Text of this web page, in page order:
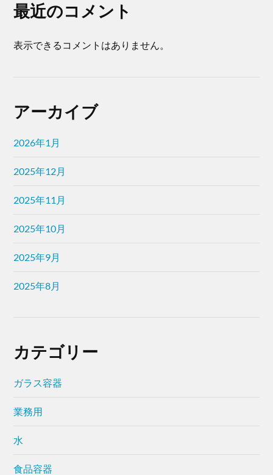
最近のコメント
表示できるコメントはありません。
アーカイブ
2026年1月
2025年12月
2025年11月
2025年10月
2025年9月
2025年8月
カテゴリー
ガラス容器
業務用
水
食品容器